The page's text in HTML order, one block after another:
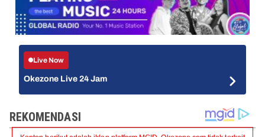
Live Now
Okezone Live 24 Jam